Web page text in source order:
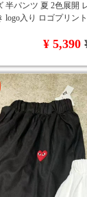
半パンツ 夏 2色展開
logo入り ロゴプリン
¥ 5,390